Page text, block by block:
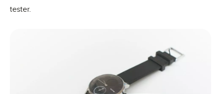
tester.